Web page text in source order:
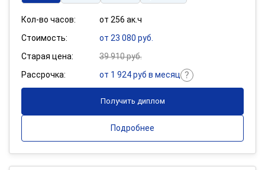
Кол-во часов:
от 256 ак.ч
Стоимость:
от 23 080 руб.
Старая цена:
39 910 руб.
Рассрочка:
от 1 924 руб в месяц
Получить диплом
Подробнее